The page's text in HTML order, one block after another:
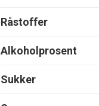
Råstoffer
Alkoholprosent
Sukker